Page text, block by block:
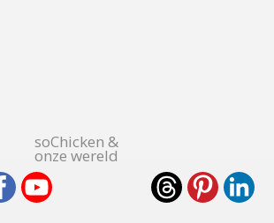
soChicken &
onze wereld